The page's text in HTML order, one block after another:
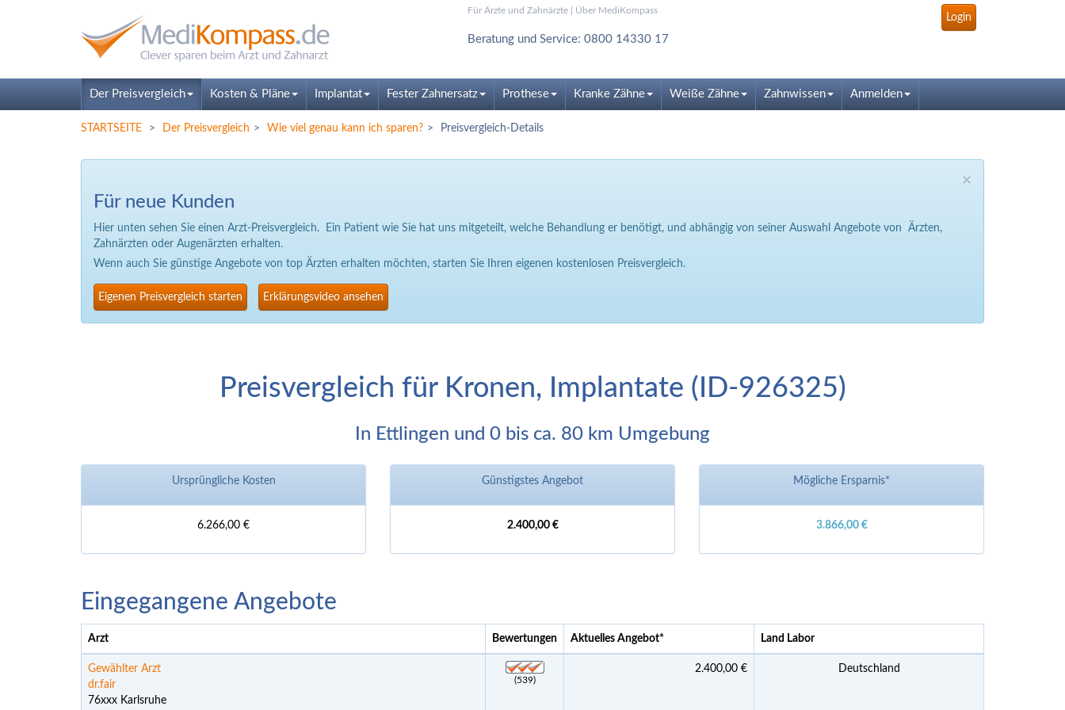
Für Ärzte und Zahnärzte| Über MediKompass
Login
Beratung und Service: 0800 14330 17
Der Preisvergleich Kosten & Pläne Implantat Fester Zahnersatz Prothese Kranke Zähne Weiße Zähne Zahnwissen Anmelden
STARTSEITE Der Preisvergleich Wie viel genau kann ich sparen? Preisvergleich-Details
×
Für neue Kunden
Hier unten sehen Sie einen Arzt-Preisvergleich. Ein Patient wie Sie hat uns mitgeteilt, welche Behandlung er benötigt, und abhängig von seiner Auswahl Angebote von Ärzten,
Zahnärzten oder Augenärzten erhalten.
Wenn auch Sie günstige Angebote von top Ärzten erhalten möchten, starten Sie Ihren eigenen kostenlosen Preisvergleich.
Eigenen Preisvergleich starten Erklärungsvideo ansehen
Preisvergleich für Kronen, Implantate (ID-926325)
In Ettlingen und 0 bis ca. 80 km Umgebung
Ursprüngliche Kosten
6.266,00 €
Günstigstes Angebot
2.400,00 €
Mögliche Ersparnis*
3.866,00 €
Eingegangene Angebote
Arzt Bewertungen Aktuelles Angebot* Land Labor
Gewählter Arzt
dr.fair
76xxx Karlsruhe
(539)
2.400,00 € Deutschland